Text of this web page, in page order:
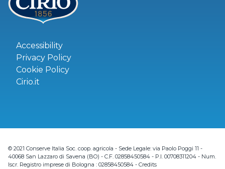
Accessibility
Privacy Policy
Cookie Policy
Cirio.it
© 2021 Conserve Italia Soc. coop. agricola - Sede Legale: via Paolo Poggi 11 -
40068 San Lazzaro di Savena (BO) - C.F. 02858450584 - P.I. 00708311204 - Num.
Iscr. Registro imprese di Bologna : 02858450584 - Credits